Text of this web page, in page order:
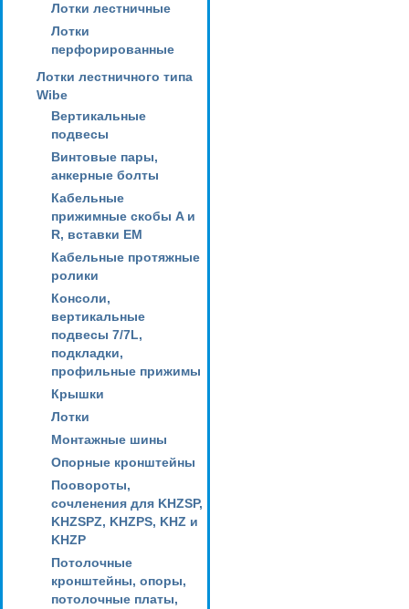
Лотки лестничные
Лотки
перфорированные
Лотки лестничного типа
Wibe
Вертикальные
подвесы
Винтовые пары,
анкерные болты
Кабельные
прижимные скобы A и
R, вставки EM
Кабельные протяжные
ролики
Консоли,
вертикальные
подвесы 7/7L,
подкладки,
профильные прижимы
Крышки
Лотки
Монтажные шины
Опорные кронштейны
Поовороты,
сочленения для KHZSP,
KHZSPZ, KHZPS, KHZ и
KHZP
Потолочные
кронштейны, опоры,
потолочные платы,